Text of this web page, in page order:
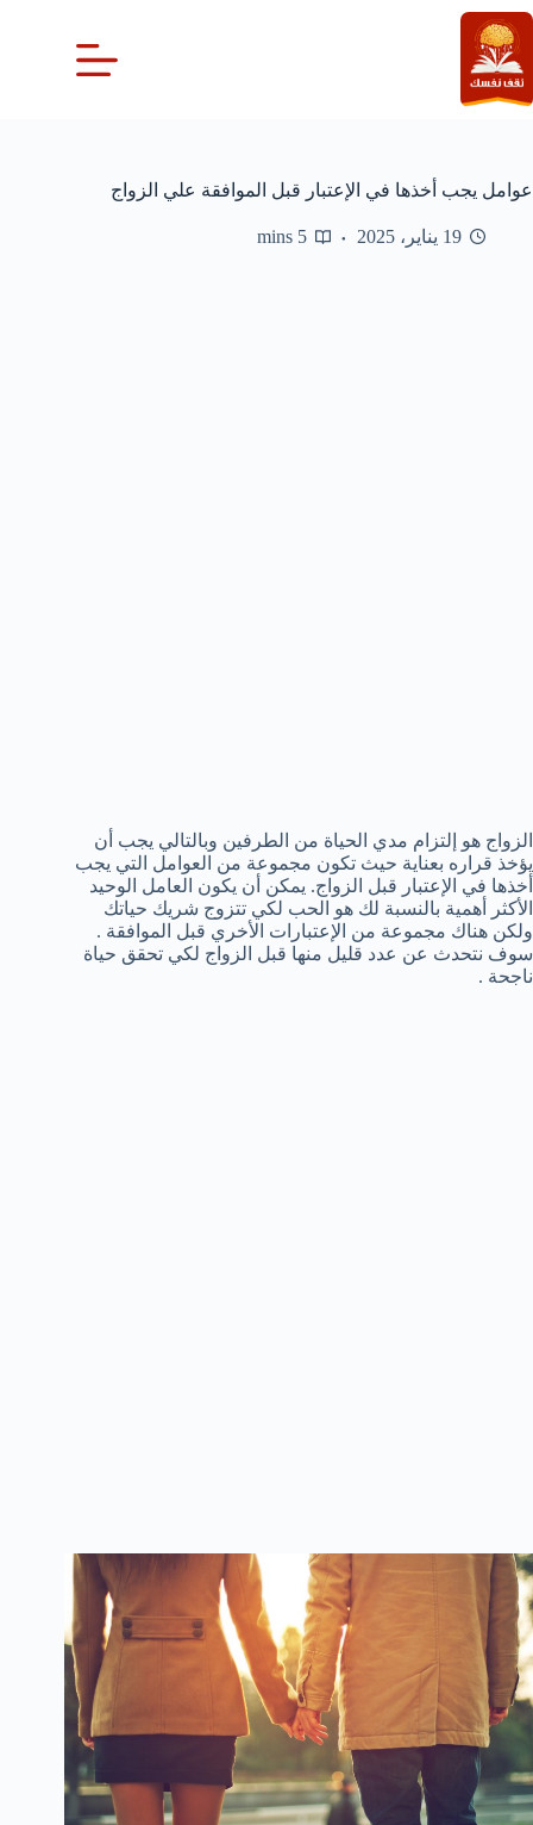
التجاوز
إلى
المحتوى
عوامل يجب أخذها في الإعتبار قبل الموافقة علي الزواج
19 يناير، 2025 5 mins
الزواج هو إلتزام مدي الحياة من الطرفين وبالتالي يجب أن
يؤخذ قراره بعناية حيث تكون مجموعة من العوامل التي يجب
أخذها في الإعتبار قبل الزواج. يمكن أن يكون العامل الوحيد
الأكثر أهمية بالنسبة لك هو الحب لكي تتزوج شريك حياتك
ولكن هناك مجموعة من الإعتبارات الأخري قبل الموافقة .
سوف نتحدث عن عدد قليل منها قبل الزواج لكي تحقق حياة
ناجحة .